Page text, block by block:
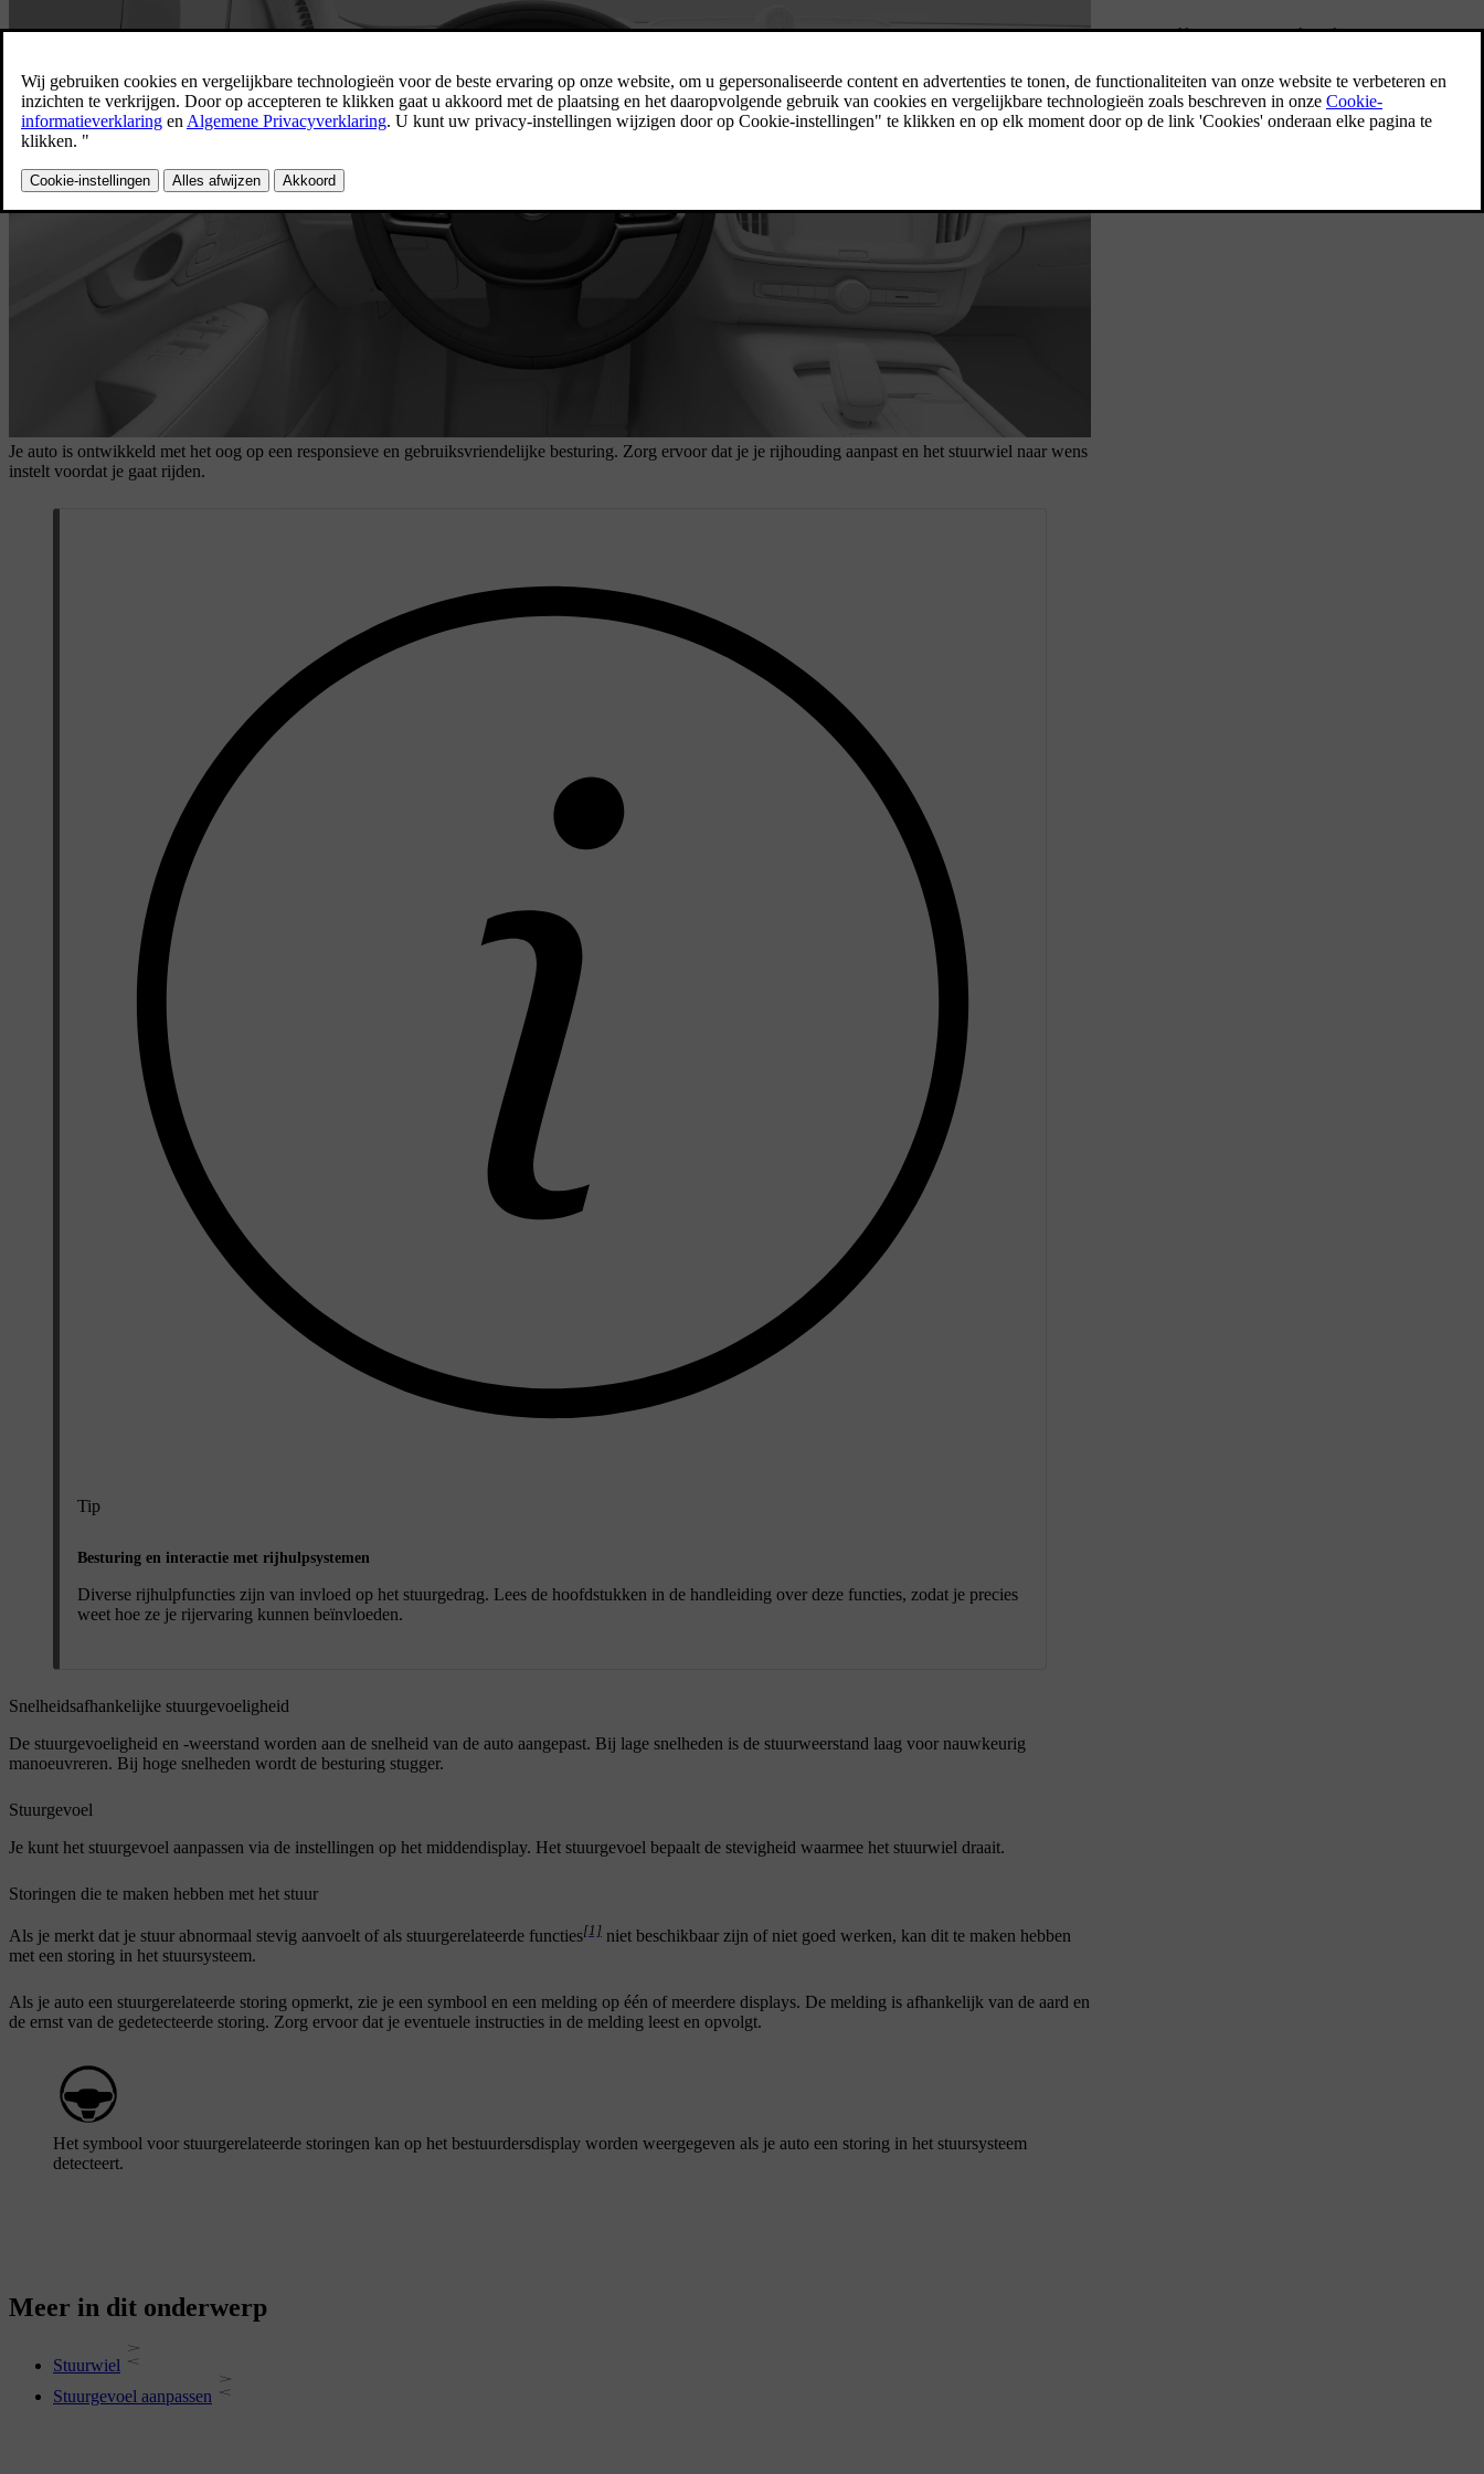
Je auto is ontwikkeld met het oog op een responsieve en gebruiksvriendelijke besturing. Zorg ervoor dat je je rijhouding aanpast en het stuurwiel naar wens
instelt voordat je gaat rijden.
Tip
Besturing en interactie met rijhulpsystemen
Diverse rijhulpfuncties zijn van invloed op het stuurgedrag. Lees de hoofdstukken in de handleiding over deze functies, zodat je precies
weet hoe ze je rijervaring kunnen beïnvloeden.
Snelheidsafhankelijke stuurgevoeligheid
De stuurgevoeligheid en -weerstand worden aan de snelheid van de auto aangepast. Bij lage snelheden is de stuurweerstand laag voor nauwkeurig
manoeuvreren. Bij hoge snelheden wordt de besturing stugger.
Stuurgevoel
Je kunt het stuurgevoel aanpassen via de instellingen op het middendisplay. Het stuurgevoel bepaalt de stevigheid waarmee het stuurwiel draait.
Storingen die te maken hebben met het stuur
Als je merkt dat je stuur abnormaal stevig aanvoelt of als stuurgerelateerde functies[1] niet beschikbaar zijn of niet goed werken, kan dit te maken hebben
met een storing in het stuursysteem.
Als je auto een stuurgerelateerde storing opmerkt, zie je een symbool en een melding op één of meerdere displays. De melding is afhankelijk van de aard en
de ernst van de gedetecteerde storing. Zorg ervoor dat je eventuele instructies in de melding leest en opvolgt.
Het symbool voor stuurgerelateerde storingen kan op het bestuurdersdisplay worden weergegeven als je auto een storing in het stuursysteem
detecteert.
Rijhulp en navigatie
Hulpsystemen bij het rijden zijn bedoeld om
de veiligheid, het comfort en het gemak te
verbeteren terwijl je in de auto rijdt. Ze
Meer in dit onderwerp
Stuurwiel
Stuurgevoel aanpassen